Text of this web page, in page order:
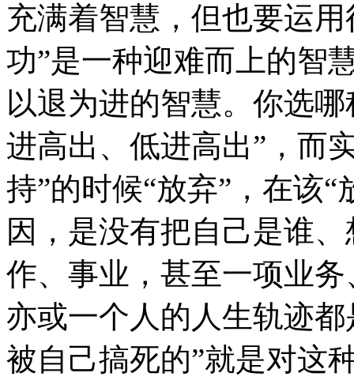
充满着智慧，但也要运
功”是一种迎难而上的智
以退为进的智慧。你选
进高出、低进高出”，而
持”的时候“放弃”，在该
因，是没有把自己是谁
作、事业，甚至一项业
亦或一个人的人生轨迹
被自己搞死的”就是对这